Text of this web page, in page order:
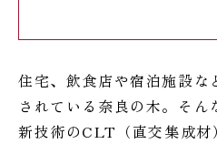
住宅、飲食店や宿泊施設な
されている奈良の木。そ
新技術のCLT（直交集成